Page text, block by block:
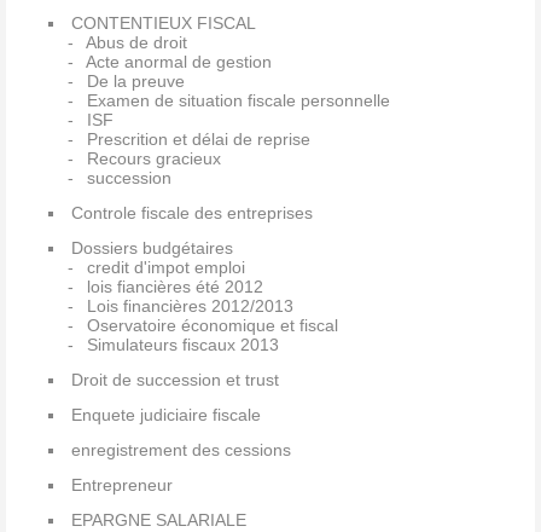
CONTENTIEUX FISCAL
Abus de droit
Acte anormal de gestion
De la preuve
Examen de situation fiscale personnelle
ISF
Prescrition et délai de reprise
Recours gracieux
succession
Controle fiscale des entreprises
Dossiers budgétaires
credit d'impot emploi
lois fiancières été 2012
Lois financières 2012/2013
Oservatoire économique et fiscal
Simulateurs fiscaux 2013
Droit de succession et trust
Enquete judiciaire fiscale
enregistrement des cessions
Entrepreneur
EPARGNE SALARIALE